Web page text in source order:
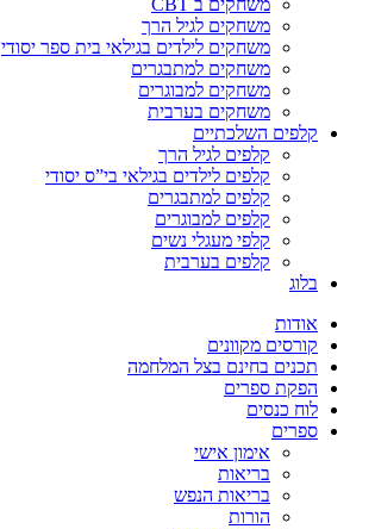
משחקים לגיל הרך
משחקים לילדים בגילאי בית ספר יסודי
משחקים למתבגרים
משחקים למבוגרים
משחקים בערבית
קלפים השלכתיים
קלפים לגיל הרך
קלפים לילדים בגילאי בי”ס יסודי
קלפים למתבגרים
קלפים למבוגרים
קלפי מעגלי נשים
קלפים בערבית
בלוג
אודות
קורסים מקוונים
תכנים בחינם בצל המלחמה
הפקת ספרים
לוח כנסים
ספרים
אימון אישי
בריאות
בריאות הנפש
הורות